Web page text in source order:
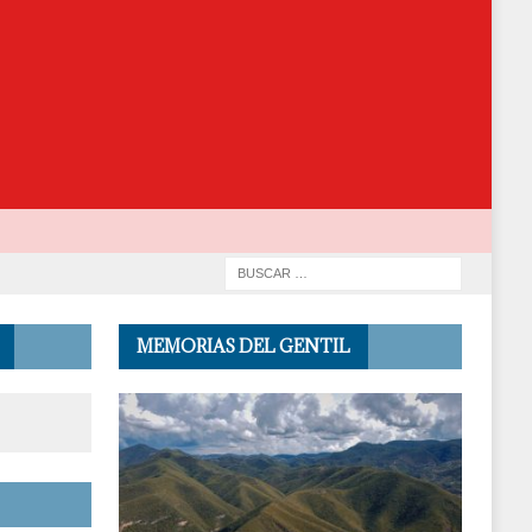
MEMORIAS DEL GENTIL